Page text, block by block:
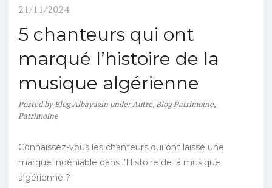
21/11/2024
5 chanteurs qui ont
marqué l’histoire de la
musique algérienne
PostedbyBlog Albayazin underAutre,Blog Patrimoine,
Patrimoine
Connaissez-vous les chanteurs qui ont laissé une
marque indéniable dans l’Histoire de la musique
algérienne ?